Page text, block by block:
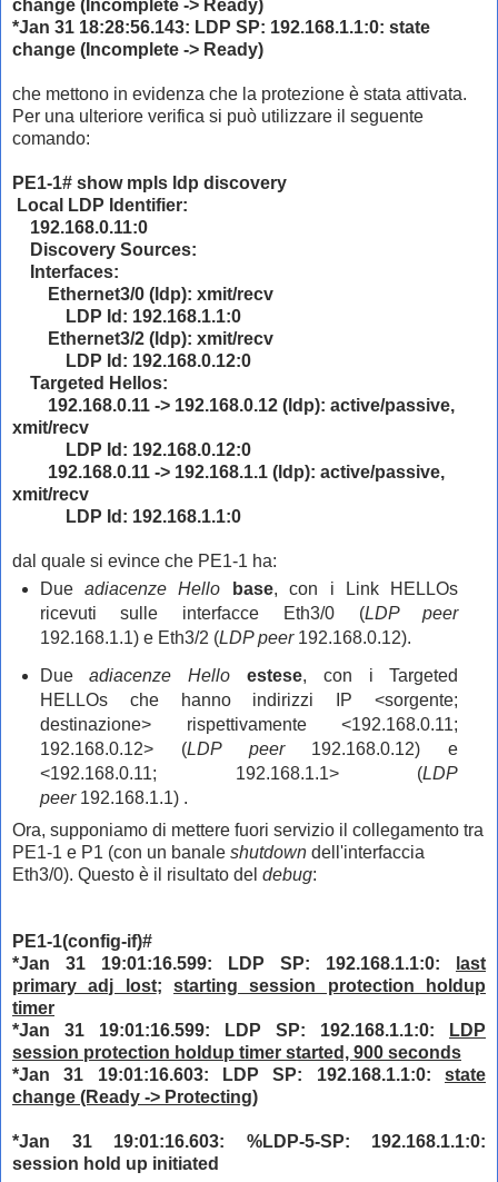
change (Incomplete -> Ready)
*Jan 31 18:28:56.143: LDP SP: 192.168.1.1:0: state
change (Incomplete -> Ready)
che mettono in evidenza che la protezione è stata attivata.
Per una ulteriore verifica si può utilizzare il seguente
comando:
PE1-1# show mpls ldp discovery
Local LDP Identifier:
192.168.0.11:0
Discovery Sources:
Interfaces:
Ethernet3/0 (ldp): xmit/recv
LDP Id: 192.168.1.1:0
Ethernet3/2 (ldp): xmit/recv
LDP Id: 192.168.0.12:0
Targeted Hellos:
192.168.0.11 -> 192.168.0.12 (ldp): active/passive,
xmit/recv
LDP Id: 192.168.0.12:0
192.168.0.11 -> 192.168.1.1 (ldp): active/passive,
xmit/recv
LDP Id: 192.168.1.1:0
dal quale si evince che PE1-1 ha:
Due adiacenze Hello base, con i Link HELLOs
ricevuti sulle interfacce Eth3/0 (LDP peer
192.168.1.1) e Eth3/2 (LDP peer192.168.0.12).
DueadiacenzeHello estese, con i Targeted
HELLOs che hanno indirizzi IP <sorgente;
destinazione> rispettivamente <192.168.0.11;
192.168.0.12> (LDP peer192.168.0.12) e
<192.168.0.11; 192.168.1.1> (LDP
peer192.168.1.1) .
Ora, supponiamo di mettere fuori servizio il collegamento tra
PE1-1 e P1 (con un banale shutdown dell'interfaccia
Eth3/0). Questo è il risultato del debug:
PE1-1(config-if)#
*Jan 31 19:01:16.599: LDP SP: 192.168.1.1:0:
last
primary adj lost;starting session protection holdup
timer
*Jan 31 19:01:16.599: LDP SP: 192.168.1.1:0:
LDP
session protection holdup timer started, 900 seconds
*Jan 31 19:01:16.603: LDP SP: 192.168.1.1:0: state
change (Ready -> Protecting)
*Jan 31 19:01:16.603: %LDP-5-SP: 192.168.1.1:0:
session hold up initiated